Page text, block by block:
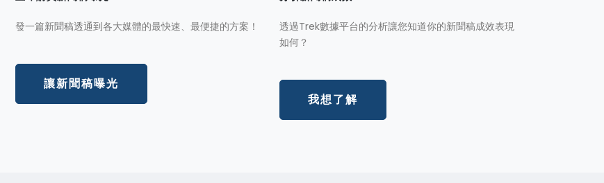
發一篇新聞稿透通到各大媒體的最快速、最便捷的方案！
讓新聞稿曝光
透過Trek數據平台的分析讓您知道你的新聞稿成效表現
如何？
我想了解